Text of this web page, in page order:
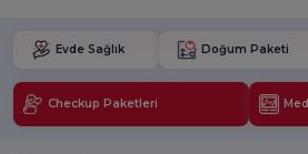
Evde Sağlık Doğum Paketi
Checkup Paketleri